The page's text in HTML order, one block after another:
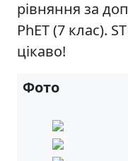
рівняння за
PhET (7 клас).
цікаво!
Фото